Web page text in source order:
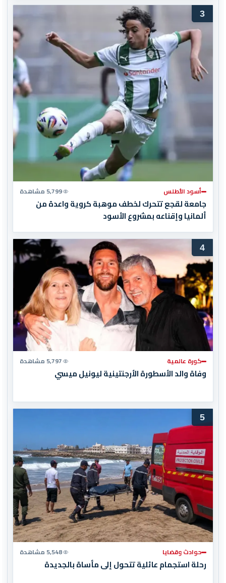
3
أسود الأطلس 5,799 مشاهدة
جامعة لقجع تتحرك لخطف موهبة كروية واعدة من
ألمانيا وإقناعه بمشروع الأسود
4
كورة عالمية 5,797 مشاهدة
وفاة والد الأسطورة الأرجنتينية ليونيل ميسي
5
حوادث وقضايا 5,548 مشاهدة
رحلة استجمام عائلية تتحول إلى مأساة بالجديدة